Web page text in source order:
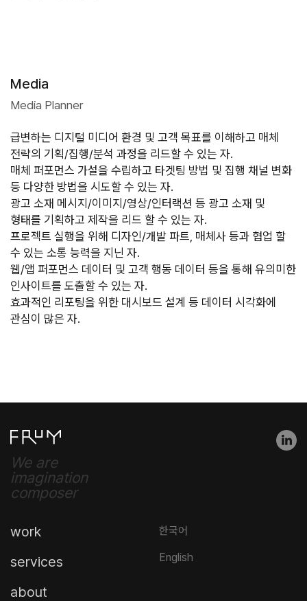
home
work
Media
Media Planner
급변하는 디지털 미디어 환경 및 고객 목표를 이해하고 매체
전략의 기획/집행/분석 과정을 리드할 수 있는 자.
매체 퍼포먼스 가설을 수립하고 타겟팅 방법 및 집행 채널 변화
등 다양한 방법을 시도할 수 있는 자.
광고 소재 메시지/이미지/영상/인터랙션 등 광고 소재 및
형태를 기획하고 제작을 리드 할 수 있는 자.
프로젝트 실행을 위해 디자인/개발 파트, 매체사 등과 협업 할
수 있는 소통 능력을 지닌 자.
웹/앱 퍼포먼스 데이터 및 고객 행동 데이터 등을 통해 유의미한
인사이트를 도출할 수 있는 자.
효과적인 리포팅을 위한 대시보드 설계 등 데이터 시각화에
관심이 많은 자.
We are
imagination
composer
work
services
about
한국어
English